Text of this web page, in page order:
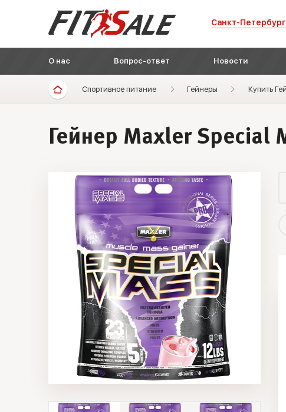
Санкт-Петербург
О нас Вопрос-ответ Новости
Спортивное питание Гейнеры Купить
Гейнер Maxler Special